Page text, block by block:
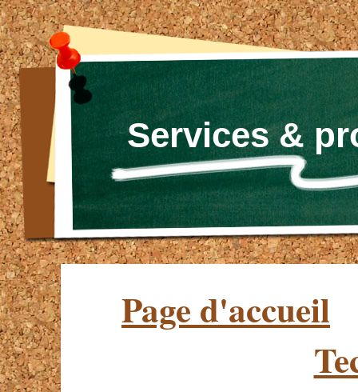
Services &
Page d'accueil